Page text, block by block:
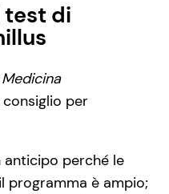
test di
per
perché le
programma è ampio;